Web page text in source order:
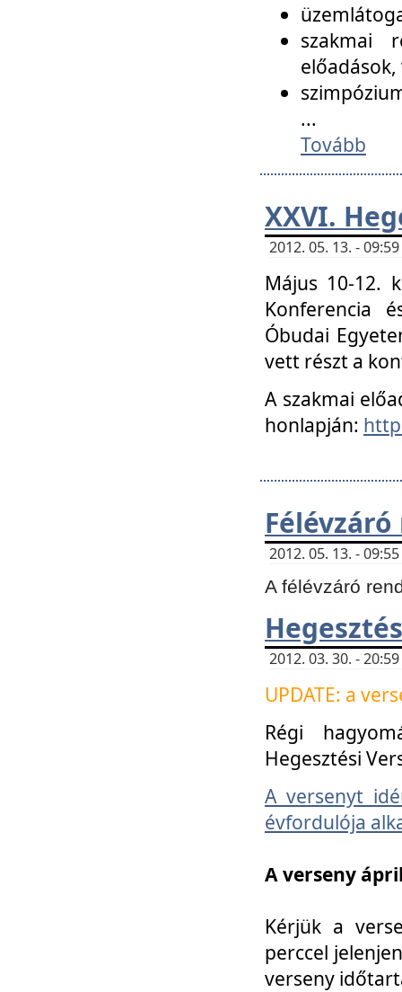
szakmai
...
Tovább
XXVI.
2012. 05. 13. -
Május 10-12.
Konferencia
Óbudai
vett részt a
A szakmai
honlapján:
2012. 05. 13. -
A félévzáró
2012. 03. 30. -
UPDATE: a
Régi
Hegesztési
A versenyt
évfordulója
A verseny
Kérjük a
perccel
verseny